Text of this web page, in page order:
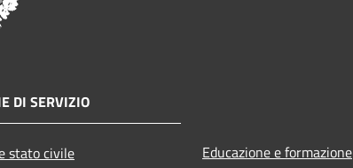
DI SERVIZIO
stato civile
Educazione e formazione